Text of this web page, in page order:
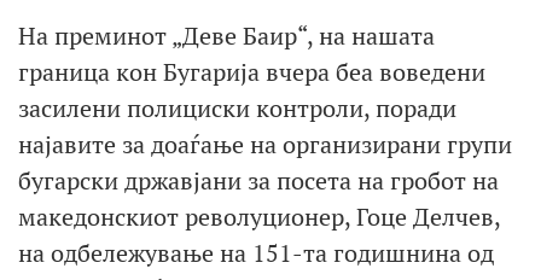
На преминот „Деве Баир“, на нашата
граница кон Бугарија вчера беа воведени
засилени полициски контроли, поради
најавите за доаѓање на организирани групи
бугарски државјани за посета на гробот на
македонскиот револуционер, Гоце Делчев,
на одбележување на 151-та годишнина од